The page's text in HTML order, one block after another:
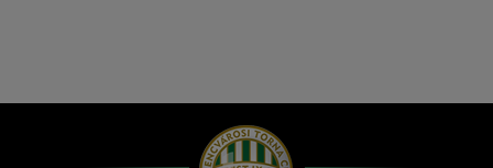
Hírek